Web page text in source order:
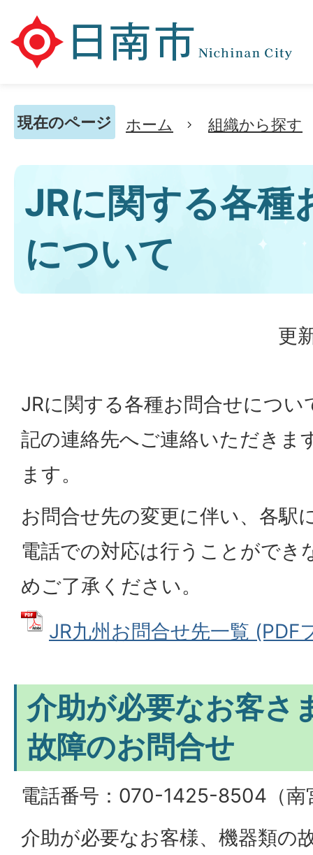
現在のページ ホーム 組織から探す
JRに関する各種
について
更
JRに関する各種お問合せにつ
記の連絡先へご連絡いただきま
ます。
お問合せ先の変更に伴い、各駅
電話での対応は行うことができ
めご了承ください。
JR九州お問合せ先一覧 (PDF
介助が必要なお客さ
故障のお問合せ
電話番号：070-1425-8504（南
介助が必要なお客様、機器類の